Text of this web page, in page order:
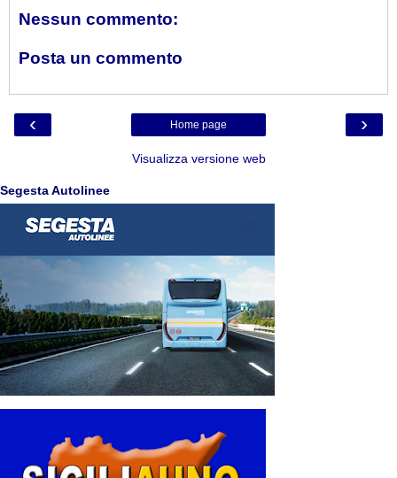
Nessun commento:
Posta un commento
‹ ›
Home page
Visualizza versione web
Segesta Autolinee